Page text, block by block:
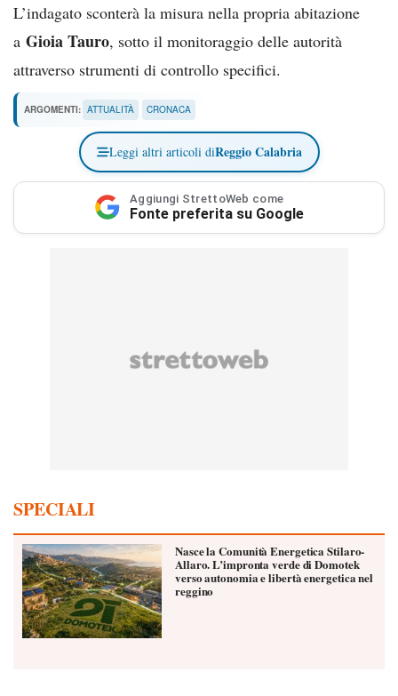
L’indagato sconterà la misura nella propria abitazione
a Gioia Tauro, sotto il monitoraggio delle autorità
attraverso strumenti di controllo specifici.
ARGOMENTI: ATTUALITÀ CRONACA
Leggi altri articoli diReggio Calabria
Aggiungi StrettoWeb come
Fonte preferita su Google
SPECIALI
Nasce la Comunità Energetica Stilaro-
Allaro. L’impronta verde di Domotek
verso autonomia e libertà energetica nel
reggino